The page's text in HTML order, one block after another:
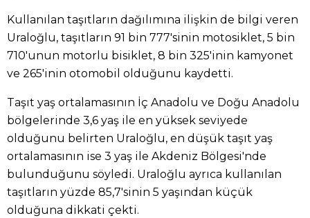
Kullanılan taşıtların dağılımına ilişkin de bilgi veren
Uraloğlu, taşıtların 91 bin 777'sinin motosiklet, 5 bin
710'unun motorlu bisiklet, 8 bin 325'inin kamyonet
ve 265'inin otomobil olduğunu kaydetti.
Taşıt yaş ortalamasının İç Anadolu ve Doğu Anadolu
bölgelerinde 3,6 yaş ile en yüksek seviyede
olduğunu belirten Uraloğlu, en düşük taşıt yaş
ortalamasının ise 3 yaş ile Akdeniz Bölgesi'nde
bulunduğunu söyledi. Uraloğlu ayrıca kullanılan
taşıtların yüzde 85,7'sinin 5 yaşından küçük
olduğuna dikkati çekti.